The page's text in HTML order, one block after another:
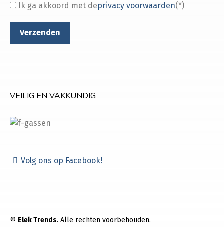
Ik ga akkoord met deprivacy voorwaarden(*)
VEILIG EN VAKKUNDIG
Volg ons op Facebook!
© Elek Trends. Alle rechten voorbehouden.